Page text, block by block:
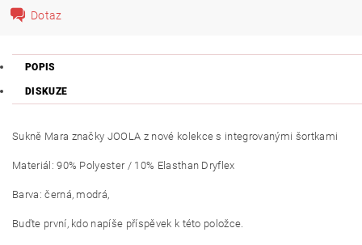
Dotaz
POPIS
DISKUZE
Sukně Mara značky JOOLA z nové kolekce s integrovanými šortkami
Materiál:90% Polyester / 10% Elasthan Dryflex
Barva: černá, modrá,
Buďte první, kdo napíše příspěvek k této položce.